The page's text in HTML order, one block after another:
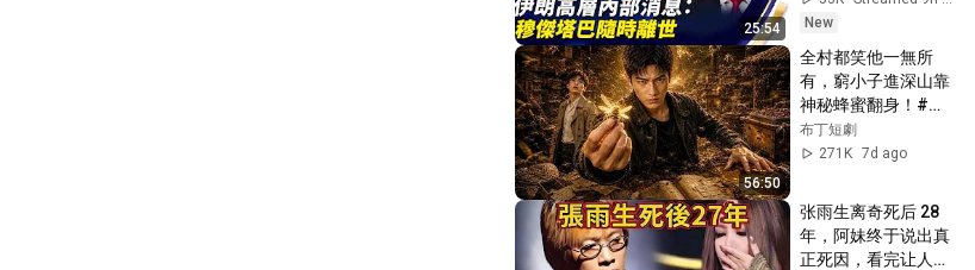
25:54
時離世；赴美生子路
斷；中製路由器後
門，每35秒「送中」
一次【全球新聞】
2026-08-07
New
56:50
全村都笑他一無所
有，窮小子進深山靠
神秘蜂蜜翻身！#被
踢出局後我成了山野
蜂王 #鄉村逆襲 #創
窮小子逆襲 #打臉爽
劇 #白手起家 #人生
翻盤 #熱門短劇
布丁短劇
271K 7d ago
张雨生离奇死后 28
年，阿妹终于说出真
正死因，看完让人毛